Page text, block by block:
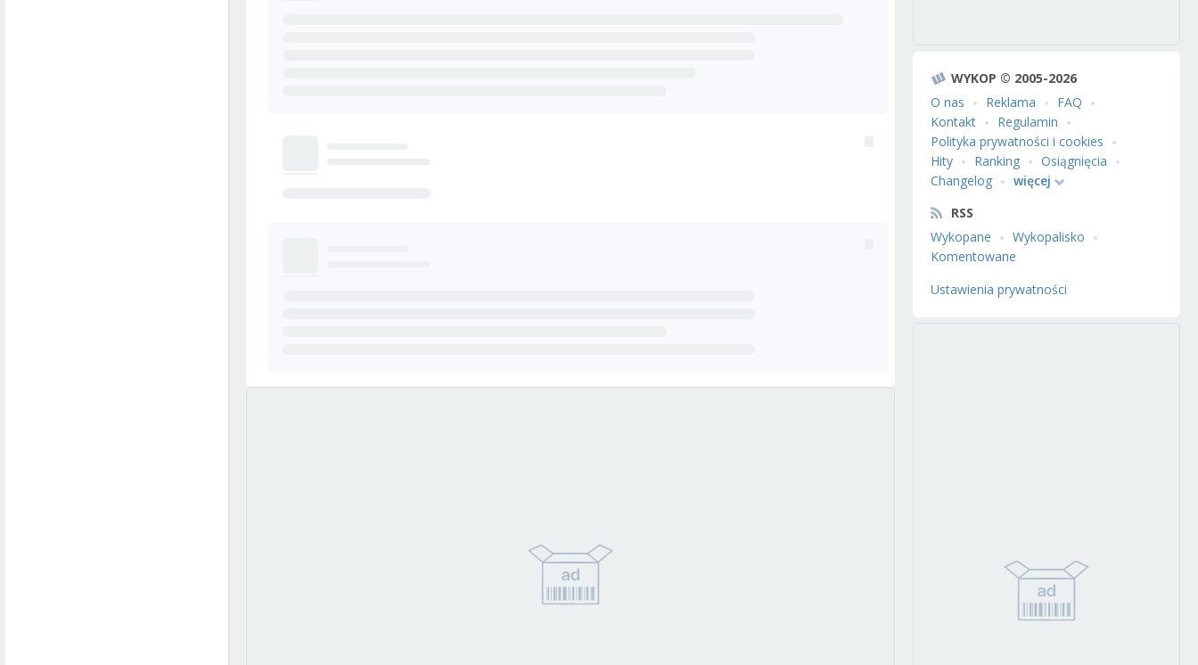
WYKOP © 2005-2026
O nas
Reklama
FAQ
Kontakt
Regulamin
Polityka prywatności i cookies
Hity
Ranking
Osiągnięcia
Changelog
więcej
RSS
Wykopane
Wykopalisko
Komentowane
Ustawienia prywatności